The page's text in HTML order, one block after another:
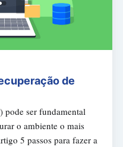
de
pode ser fundamental
o ambiente o mais
5 passos para fazer a